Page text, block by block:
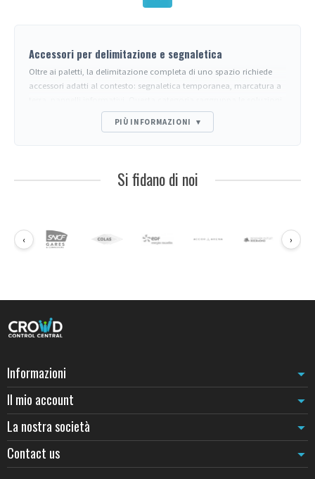
Accessori per delimitazione e segnaletica
Oltre ai paletti, la delimitazione completa di uno spazio richiede
accessori adatti al contesto: segnaletica temporanea, marcatura a
complementari alla delimitazione con paletti.
Famiglie di accessori
Nastri di delimitazione
- srotolabili, non adesivi. Soluzione più
interno, esterno e antiscivolo.
corridoi pedonali, zone di circolazione mezzi, posti auto.
Rinforzo di una delimitazione con paletti
Scegliere secondo la durata
Per un utilizzopuntuale(ore o giorni), privilegiate nastro e coni
(dispiegamento rapido, costo contenuto). Per un utilizzo
ricorrente o permanente
offrono un miglior rapporto costo/durata.
PIÙ INFORMAZIONI ▾
Si fidano di noi
‹ ›
Informazioni
Il mio account
La nostra società
Contact us